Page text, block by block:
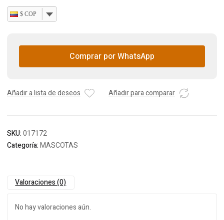
$ COP
Comprar por WhatsApp
Añadir a lista de deseos Añadir para comparar
SKU:017172
Categoría:MASCOTAS
Valoraciones (0)
No hay valoraciones aún.